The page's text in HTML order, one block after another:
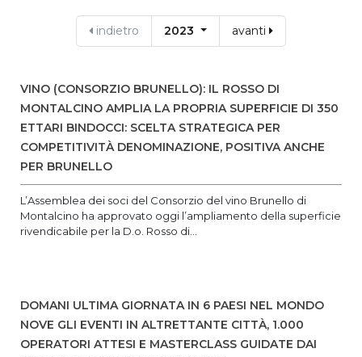
indietro 2023 avanti
VINO (CONSORZIO BRUNELLO): IL ROSSO DI
MONTALCINO AMPLIA LA PROPRIA SUPERFICIE DI 350
ETTARI BINDOCCI: SCELTA STRATEGICA PER
COMPETITIVITÀ DENOMINAZIONE, POSITIVA ANCHE
PER BRUNELLO
L’Assemblea dei soci del Consorzio del vino Brunello di
Montalcino ha approvato oggi l’ampliamento della superficie
rivendicabile per la D.o. Rosso di...
DOMANI ULTIMA GIORNATA IN 6 PAESI NEL MONDO
NOVE GLI EVENTI IN ALTRETTANTE CITTÀ, 1.000
OPERATORI ATTESI E MASTERCLASS GUIDATE DAI